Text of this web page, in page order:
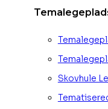
Skovhule